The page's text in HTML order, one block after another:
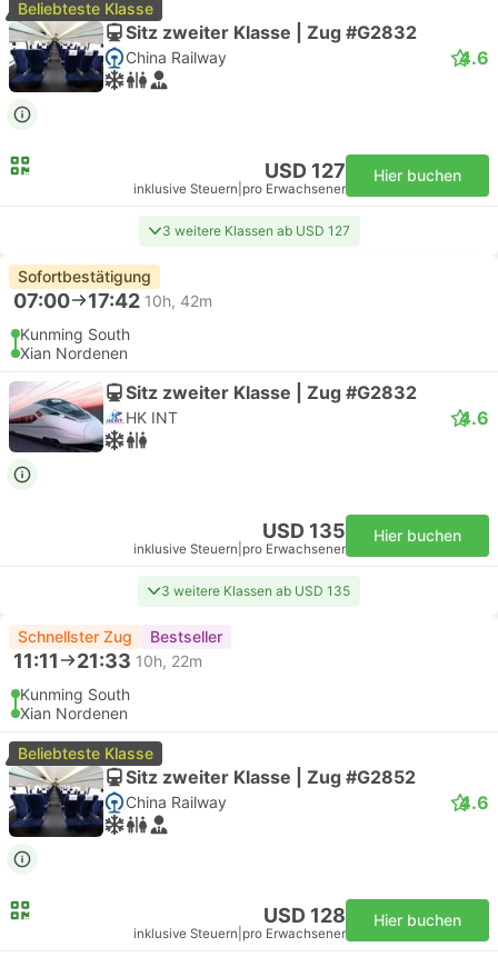
Beliebteste Klasse
Sitz zweiter Klasse | Zug #G2832
China Railway 4.6
USD 127
inklusive Steuern pro Erwachsener
Hier buchen
3 weitere Klassen ab USD 127
Sofortbestätigung
07:00 17:42 10h, 42m
Kunming South
Xian Nordenen
Sitz zweiter Klasse | Zug #G2832
HK INT 4.6
USD 135
inklusive Steuern pro Erwachsener
Hier buchen
3 weitere Klassen ab USD 135
Schnellster Zug Bestseller
11:11 21:33 10h, 22m
Kunming South
Xian Nordenen
Beliebteste Klasse
Sitz zweiter Klasse | Zug #G2852
China Railway 4.6
USD 128
inklusive Steuern pro Erwachsener
Hier buchen